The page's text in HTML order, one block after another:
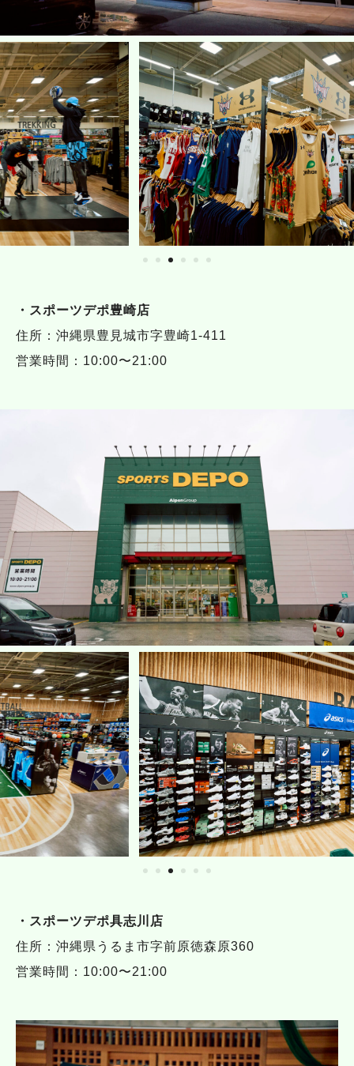
・スポーツデポ豊崎店
住所：沖縄県豊見城市字豊崎1-411
営業時間：10:00〜21:00
・スポーツデポ具志川店
住所：沖縄県うるま市字前原徳森原360
営業時間：10:00〜21:00